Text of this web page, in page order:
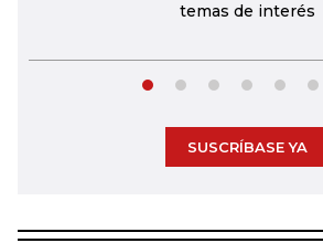
temas de interés
SUSCRÍBASE YA